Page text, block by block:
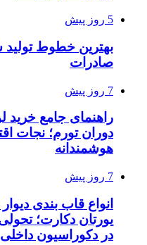
5 روز پیش
بهترین خطوط تولید
صادرات
7 روز پیش
راهنمای جامع خرید
دوران تورم؛ نجات
هوشمندانه
7 روز پیش
انواع قاب بندی
یورتان دکارت؛
در دکوراسیون داخلی